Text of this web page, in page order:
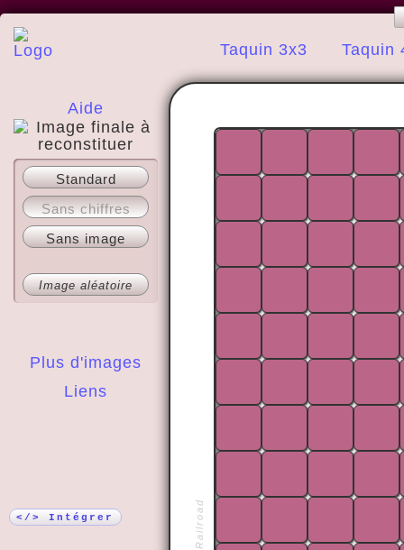
Taquin 3x3 Taquin
Aide
A propos
Plus d'images
Liens
Standard
Sans chiffres
Sans image
Image aléatoire
</> Intégrer Railroad
« De tous